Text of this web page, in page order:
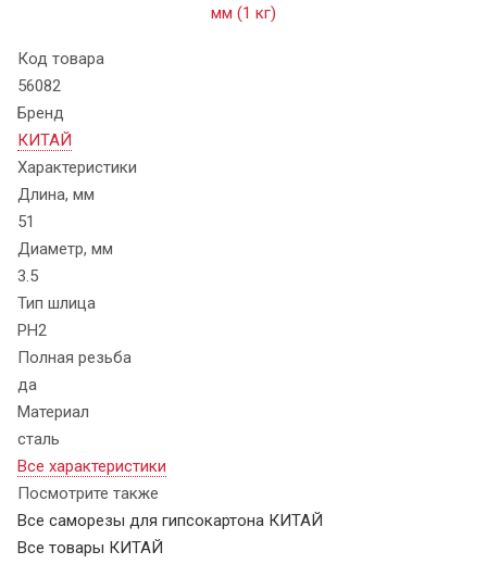
Код товара
56082
Бренд
КИТАЙ
Характеристики
Длина, мм
51
Диаметр, мм
3.5
Тип шлица
PH2
Полная резьба
да
Материал
сталь
Все характеристики
Посмотрите также
Все саморезы для гипсокартона КИТАЙ
Все товары КИТАЙ